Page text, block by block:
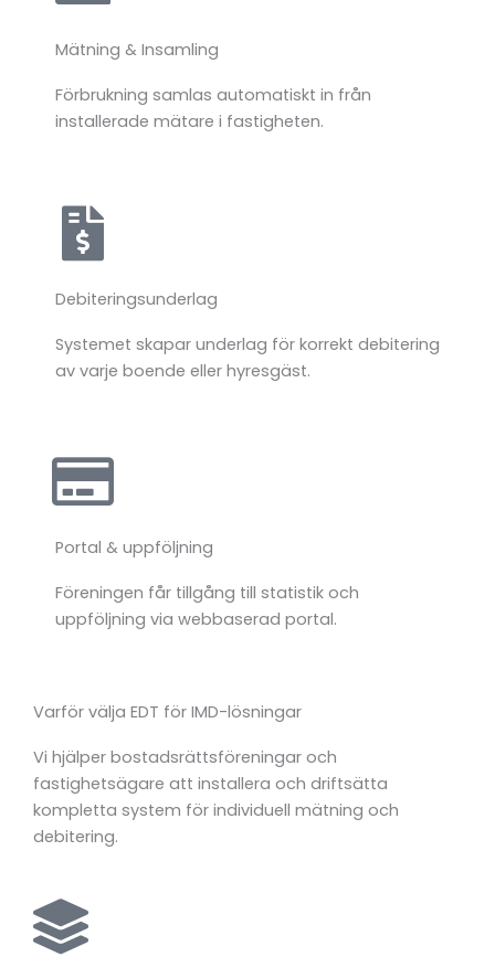
Mätning & Insamling
Förbrukning samlas automatiskt in från
installerade mätare i fastigheten.
Debiteringsunderlag
Systemet skapar underlag för korrekt debitering
av varje boende eller hyresgäst.
Portal & uppföljning
Föreningen får tillgång till statistik och
uppföljning via webbaserad portal.
Varför välja EDT för IMD-lösningar
Vi hjälper bostadsrättsföreningar och
fastighetsägare att installera och driftsätta
kompletta system för individuell mätning och
debitering.